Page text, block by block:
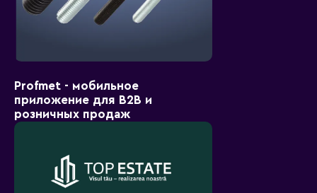
Profmet - мобильное
приложение для B2B и
розничных продаж